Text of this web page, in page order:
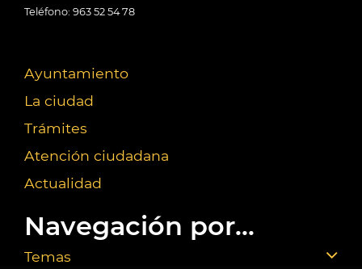
Teléfono: 963 52 54 78
Ayuntamiento
La ciudad
Trámites
Atención ciudadana
Actualidad
Navegación por...
Temas